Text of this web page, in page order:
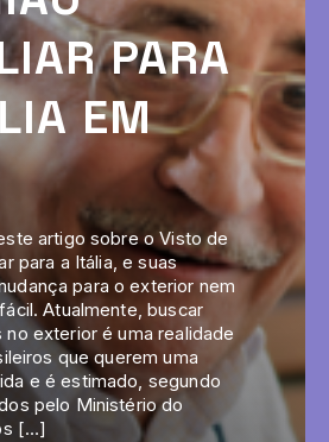
PARA
EM
artigo sobre o Visto de
para a Itália, e suas
para o exterior nem
Atualmente, buscar
exterior é uma realidade
que querem uma
e é estimado, segundo
pelo Ministério do
[…]